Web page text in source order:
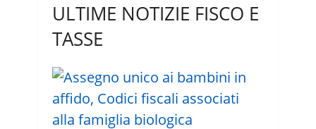
ULTIME NOTIZIE FISCO E
TASSE